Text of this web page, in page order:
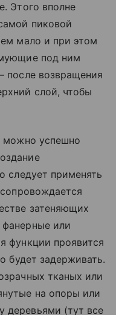
Этого вполне
пиковой
мало и при этом
под ним
после возвращения
слой, чтобы
можно успешно
следует применять
затеняющих
или
функции проявится
будет задерживать.
тканых или
на опоры или
деревьями (тут все